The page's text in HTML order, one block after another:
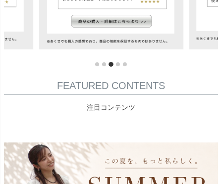
FEATURED CONTENTS
注目コンテンツ